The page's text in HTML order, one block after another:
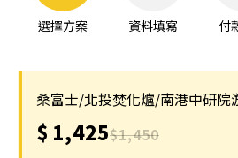
選擇方案 資料填寫 付
桑富士/北投焚化爐/南港中研院
$ 1,425$1,450